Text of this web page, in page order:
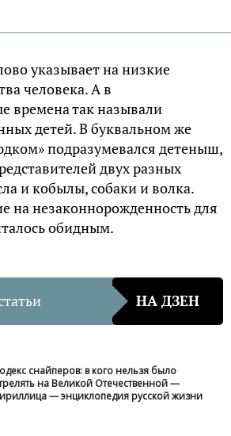
указывает на низкие
человека. А в
времена так называли
детей. В буквальном же
подразумевался детеныш,
двух разных
и кобылы, собаки и волка.
на незаконнорожденность для
обидным.
НА ДЗЕН
снайперов: в кого нельзя было
на Великой Отечественной —
— энциклопедия русской жизни